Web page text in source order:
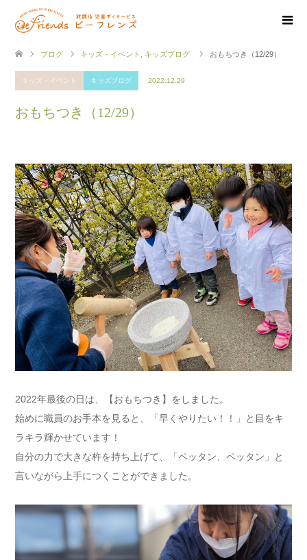
ブログ キッズ－イベント キッズブログ おもちつき（12/29）
キッズ－イベント キッズブログ 2022.12.29
おもちつき（12/29）
2022年最後の日は、【おもちつき】をしました。
始めに職員のお手本を見ると、「早くやりたい！！」と目をキ
ラキラ輝かせています！
自分の力で大きな杵を持ち上げて、「ペッタン、ペッタン」と
言いながら上手につくことができました。